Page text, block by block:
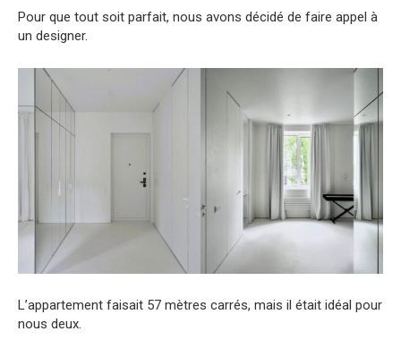
Pour que tout soit parfait, nous avons décidé de faire appel à
un designer.
L’appartement faisait 57 mètres carrés, mais il était idéal pour
nous deux.